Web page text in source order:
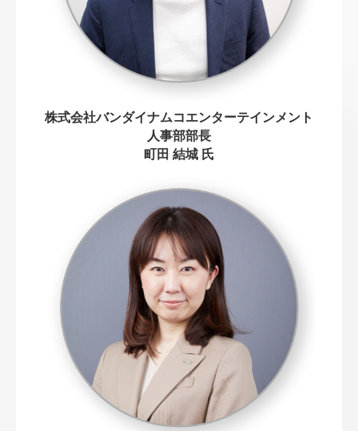
株式会社バンダイナムコエンターテインメント
人事部部長
町田 結城 氏